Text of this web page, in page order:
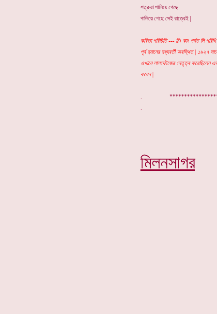
শত্রুরা পালিয়ে গেছে----
পালিয়ে গেছে সেই রাত্রেই |
কবিতা পরিচিতি --- চিং কাং পর্বত লি পরিধি
পূর্ব হুনানের মধ্যবর্তী অবস্থিত | ১৯২৭
এখানে লালফৌজের নেতৃত্ব করেছিলেন
করেন |
.
মিলনসাগর